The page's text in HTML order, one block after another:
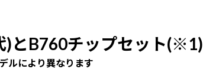
)とB760チップセット(※1)
ルにより異なります